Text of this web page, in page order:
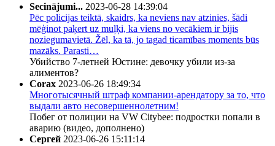
Secinājumi... 2023-06-28 14:39:04
Pēc policijas teiktā, skaidrs, ka neviens nav atzinies, šādi
mēģinot paķert uz muļķi, ka viens no vecākiem ir bijis
noziegumavietā. Žēl, ka tā, jo tagad ticamības moments būs
mazāks. Parasti…
Убийство 7-летней Юстине: девочку убили из-за
алиментов?
Corax 2023-06-26 18:49:34
Многотысячный штраф компании-арендатору за то, что
выдали авто несовершеннолетним!
Побег от полиции на VW Citybee: подростки попали в
аварию (видео, дополнено)
Сергей 2023-06-26 15:11:14